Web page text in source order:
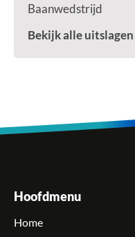
Baanwedstrijd
Bekijk alle uitslagen
Hoofdmenu
Home